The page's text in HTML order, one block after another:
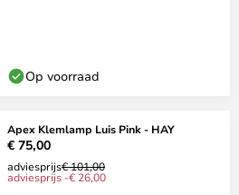
Op voorraad
Apex Klemlamp Luis Pink - HAY
€ 75,00
adviesprijs€ 101,00
adviesprijs -€ 26,00